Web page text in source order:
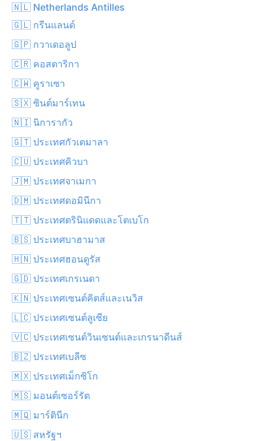
🇳🇱 Netherlands Antilles
🇬🇱 กรีนแลนด์
🇬🇵 กวาเดอลูป
🇨🇷 คอสตาริกา
🇨🇼 คูราเซา
🇸🇽 ซินต์มาร์เทน
🇳🇮 นิการากัว
🇬🇹 ประเทศกัวเตมาลา
🇨🇺 ประเทศคิวบา
🇯🇲 ประเทศจาเมกา
🇩🇲 ประเทศดอมินีกา
🇹🇹 ประเทศตรินิแดดและโตเบโก
🇧🇸 ประเทศบาฮามาส
🇭🇳 ประเทศฮอนดูรัส
🇬🇩 ประเทศเกรเนดา
🇰🇳 ประเทศเซนต์คิตส์และเนวิส
🇱🇨 ประเทศเซนต์ลูเซีย
🇻🇨 ประเทศเซนต์วินเซนต์และเกรนาดีนส์
🇧🇿 ประเทศเบลีซ
🇲🇽 ประเทศเม็กซิโก
🇲🇸 มอนต์เซอร์รัต
🇲🇶 มาร์ตินีก
🇺🇸 สหรัฐฯ